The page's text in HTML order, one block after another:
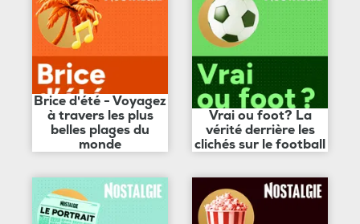
Brice d'été - Voyagez
à travers les plus
belles plages du
monde
Vrai ou foot? La
vérité derrière les
clichés sur le football